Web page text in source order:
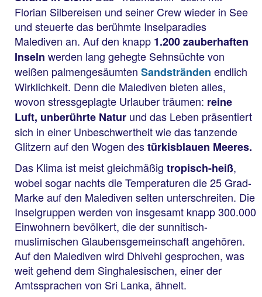
Florian Silbereisen und seiner Crew wieder in See
und steuerte das berühmte Inselparadies
Malediven an. Auf den knapp 1.200 zauberhaften
Inseln werden lang gehegte Sehnsüchte von
weißen palmengesäumten Sandstränden endlich
Wirklichkeit. Denn die Malediven bieten alles,
wovon stressgeplagte Urlauber träumen: reine
Luft, unberührte Natur und das Leben präsentiert
sich in einer Unbeschwertheit wie das tanzende
Glitzern auf den Wogen destürkisblauen Meeres.
Das Klima ist meist gleichmäßig tropisch-heiß,
wobei sogar nachts die Temperaturen die 25 Grad-
Marke auf den Malediven selten unterschreiten. Die
Inselgruppen werden von insgesamt knapp 300.000
Einwohnern bevölkert, die der sunnitisch-
muslimischen Glaubensgemeinschaft angehören.
Auf den Malediven wird Dhivehi gesprochen, was
weit gehend dem Singhalesischen, einer der
Amtssprachen von Sri Lanka, ähnelt.